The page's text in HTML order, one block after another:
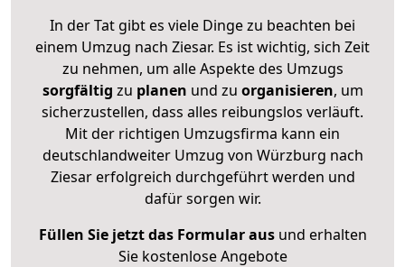
In der Tat gibt es viele Dinge zu beachten bei
einem Umzug nach Ziesar. Es ist wichtig, sich Zeit
zu nehmen, um alle Aspekte des Umzugs
sorgfältig zu planen und zu organisieren, um
sicherzustellen, dass alles reibungslos verläuft.
Mit der richtigen Umzugsfirma kann ein
deutschlandweiter Umzug von Würzburg nach
Ziesar erfolgreich durchgeführt werden und
dafür sorgen wir.
Füllen Sie jetzt das Formular ausund erhalten
Sie kostenlose Angebote